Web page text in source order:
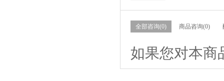
全部咨询(0) 商品咨询(0)
如果您对本商